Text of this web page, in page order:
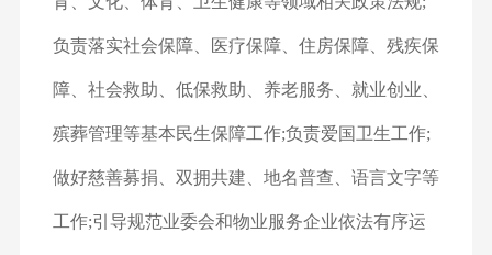
负责落实社会保障、医疗保障、住房保障、残疾保
障、社会救助、低保救助、养老服务、就业创业、
殡葬管理等基本民生保障工作;负责爱国卫生工作;
做好慈善募捐、双拥共建、地名普查、语言文字等
工作;引导规范业委会和物业服务企业依法有序运